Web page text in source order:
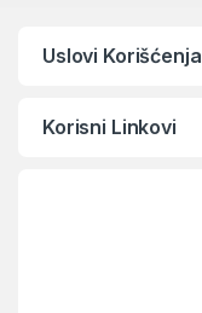
Uslovi Korišćenja
Korisni Linkovi